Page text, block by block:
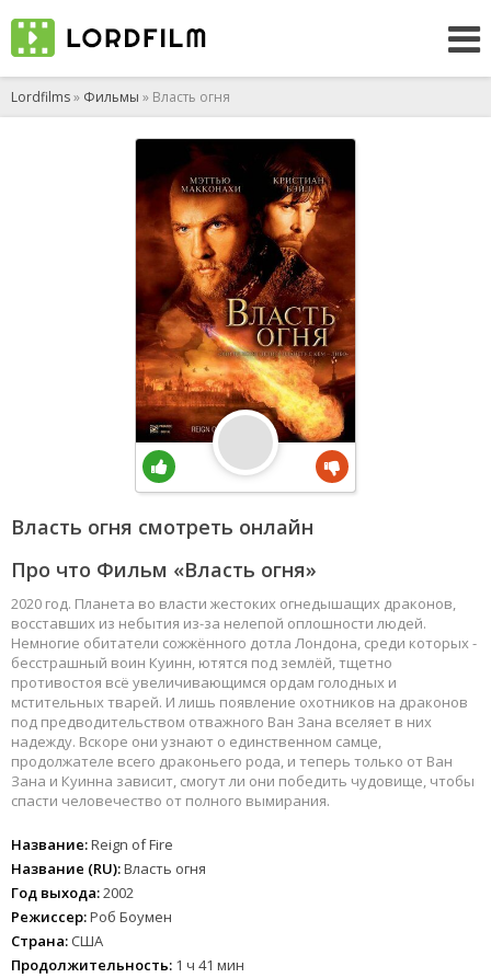
Lordfilms» Фильмы » Власть огня
Власть огня смотреть онлайн
Про что Фильм «Власть огня»
2020 год. Планета во власти жестоких огнедышащих драконов,
восставших из небытия из-за нелепой оплошности людей.
Немногие обитатели сожжённого дотла Лондона, среди которых -
бесстрашный воин Куинн, ютятся под землёй, тщетно
противостоя всё увеличивающимся ордам голодных и
мстительных тварей. И лишь появление охотников на драконов
под предводительством отважного Ван Зана вселяет в них
надежду. Вскоре они узнают о единственном самце,
продолжателе всего драконьего рода, и теперь только от Ван
Зана и Куинна зависит, смогут ли они победить чудовище, чтобы
спасти человечество от полного вымирания.
Название:Reign of Fire
Название (RU):Власть огня
Год выхода:2002
Режиссер:Роб Боумен
Страна: США
Продолжительность: 1 ч 41 мин